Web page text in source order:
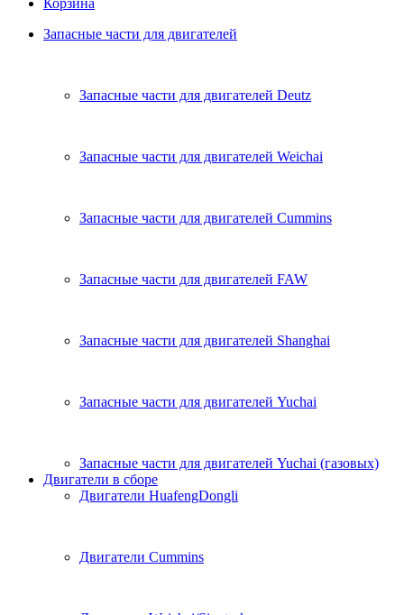
Корзина
Запасные части для двигателей
Запасные части для двигателей Deutz
Запасные части для двигателей Weichai
Запасные части для двигателей Cummins
Запасные части для двигателей FAW
Запасные части для двигателей Shanghai
Запасные части для двигателей Yuchai
Запасные части для двигателей Yuchai (газовых)
Двигатели в сборе
Двигатели HuafengDongli
Двигатели Cummins